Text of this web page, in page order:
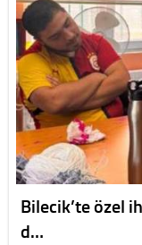
Bilecik’te özel
d…